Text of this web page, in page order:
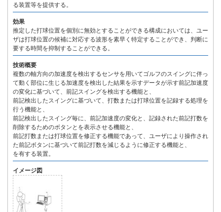
る装置等を提供する。
効果
推定した打球位置を個別に無効とすることができる構成においては、ユー
ザは打球位置の候補に対応する波形を素早く特定することができ、判断に
要する時間を抑制することができる。
技術概要
複数の軸方向の加速度を検出するセンサを用いてゴルフのスイングに伴っ
て動く部位に生じる加速度を検出した結果を示すデータが示す前記加速度
の変化に基づいて、前記スイングを検出する機能と、
前記検出したスイングに基づいて、打数または打球位置を記録する処理を
行う機能と、
前記検出したスイング毎に、前記加速度の変化と、記録された前記打数を
削除するためのボタンとを表示させる機能と、
前記打数または打球位置を修正する機能であって、ユーザにより操作され
た前記ボタンに基づいて前記打数を減じるように修正する機能と、
を有する装置。
イメージ図